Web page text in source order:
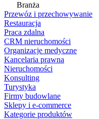
Branża
Przewóz i przechowywanie
Restauracja
Praca zdalna
CRM nieruchomości
Organizacje medyczne
Kancelaria prawna
Nieruchomości
Konsulting
Turystyka
Firmy budowlane
Sklepy i e-commerce
Kategorie produktów